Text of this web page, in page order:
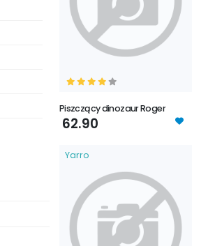
Piszczący dinozaur Roger
62.90
Yarro